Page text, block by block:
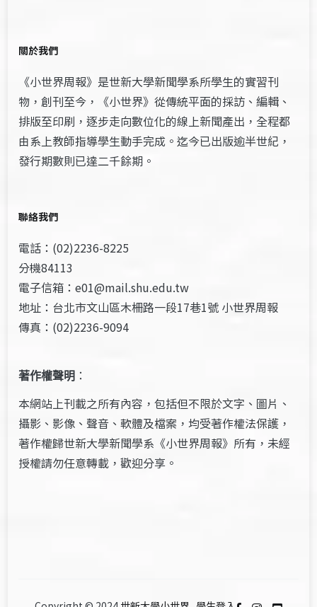
關於我們
《小世界周報》是世新大學新聞學系所學生的實習刊
物，創刊至今，《小世界》從傳統平面的採訪、編輯、
排版至印刷，逐步走向數位化的線上新聞產出，全程都
由系上教師指導學生動手完成。迄今已出版逾半世紀，
發行期數則已達二千餘期。
聯絡我們
電話：(02)2236-8225
分機84113
電子信箱：e01@mail.shu.edu.tw
地址：台北市文山區木柵路一段17巷1號 小世界周報
傳真：(02)2236-9094
著作權聲明 ：
本網站上刊載之所有內容，包括但不限於文字、圖片、
攝影、影像、聲音、軟體及檔案，均受著作權法保護，
著作權歸世新大學新聞學系《小世界周報》所有，未經
授權請勿任意轉載，歡迎分享。